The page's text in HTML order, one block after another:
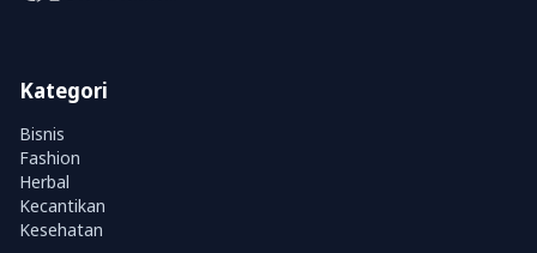
Kategori
Bisnis
Fashion
Herbal
Kecantikan
Kesehatan